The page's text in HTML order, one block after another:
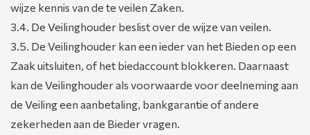
wijze kennis van de te veilen Zaken.
3.4. De Veilinghouder beslist over de wijze van veilen.
3.5. De Veilinghouder kan een ieder van het Bieden op een
Zaak uitsluiten, of het biedaccount blokkeren. Daarnaast
kan de Veilinghouder als voorwaarde voor deelneming aan
de Veiling een aanbetaling, bankgarantie of andere
zekerheden aan de Bieder vragen.